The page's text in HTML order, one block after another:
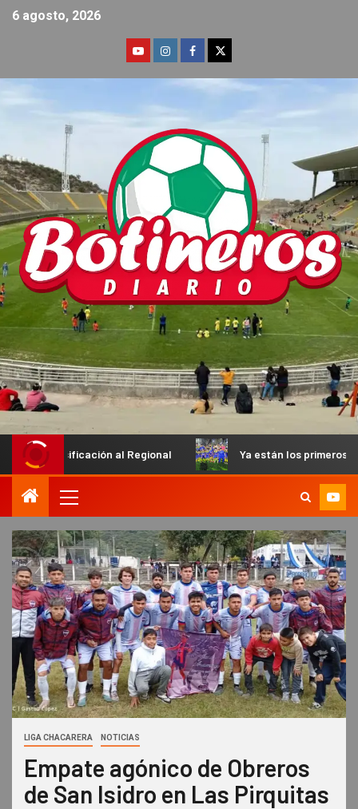
6 agosto, 2026
al Regional Ya están los primeros finalistas en
LIGA CHACARERA NOTICIAS
Empate agónico de Obreros
de San Isidro en Las Pirquitas